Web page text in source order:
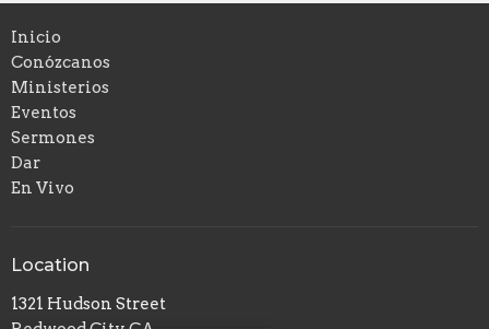
Inicio
Conózcanos
Ministerios
Eventos
Sermones
Dar
En Vivo
Location
1321 Hudson Street